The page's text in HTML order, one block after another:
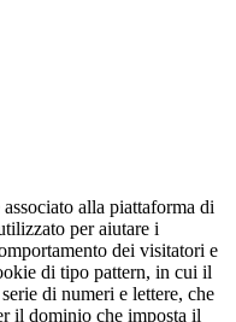
alla piattaforma di
per aiutare i
dei visitatori e
di tipo pattern, in cui il
di numeri e lettere, che
il dominio che imposta il